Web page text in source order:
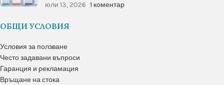
юли 13, 2026 1 коментар
ОБЩИ УСЛОВИЯ
Условия за ползване
Често задавани въпроси
Гаранция и рекламация
Връщане на стока